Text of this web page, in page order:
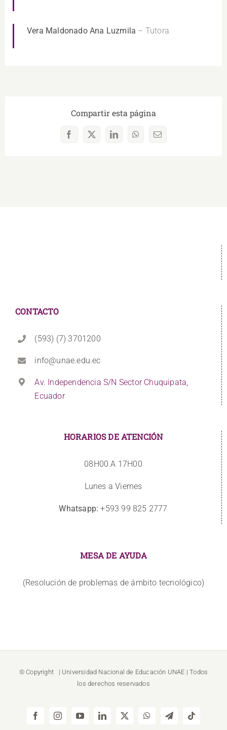
Vera Maldonado Ana Luzmila – Tutora
Compartir esta página
Facebook
X LinkedInWhatsAppCorreo
CONTACTO
(593) (7) 3701200
info@unae.edu.ec
Av. Independencia S/N Sector Chuquipata,
Ecuador
HORARIOS DE ATENCIÓN
08H00 A 17H00
Lunes a Viernes
Whatsapp: +593 99 825 2777
MESA DE AYUDA
(Resolución de problemas de ámbito tecnológico)
© Copyright | Universidad Nacional de Educación UNAE | Todos
los derechos reservados
FacebookInstagramYouTubeLinkedIn
X WhatsAppTelegramTiktok